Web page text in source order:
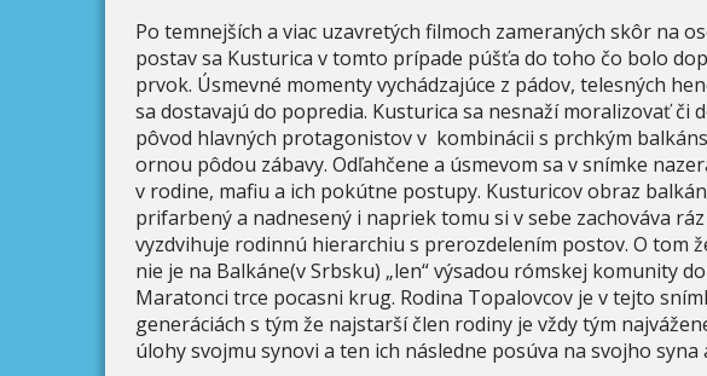
Po temnejších a viac uzavretých filmoch zameraných skôr na
postav sa Kusturica v tomto prípade púšťa do toho čo bolo
prvok. Úsmevné momenty vychádzajúce z pádov, telesných
sa dostavajú do popredia. Kusturica sa nesnaží moralizovať či
pôvod hlavných protagonistov v kombinácii s prchkým
ornou pôdou zábavy. Odľahčene a úsmevom sa v snímke
v rodine, mafiu a ich pokútne postupy. Kusturicov obraz
prifarbený a nadnesený i napriek tomu si v sebe zachováva
vyzdvihuje rodinnú hierarchiu s prerozdelením postov. O tom
nie je na Balkáne(v Srbsku) „len“ výsadou rómskej komunity
Maratonci trce pocasni krug. Rodina Topalovcov je v tejto
generáciách s tým že najstarší člen rodiny je vždy tým
úlohy svojmu synovi a ten ich následne posúva na svojho syna